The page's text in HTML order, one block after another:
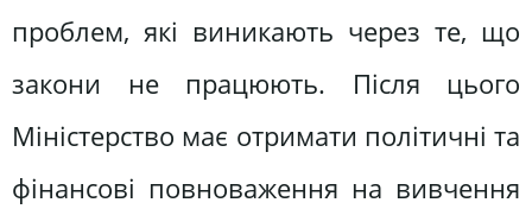
проблем, які виникають через те, що
закони не працюють. Після цього
Міністерство має отримати політичні та
фінансові повноваження на вивчення